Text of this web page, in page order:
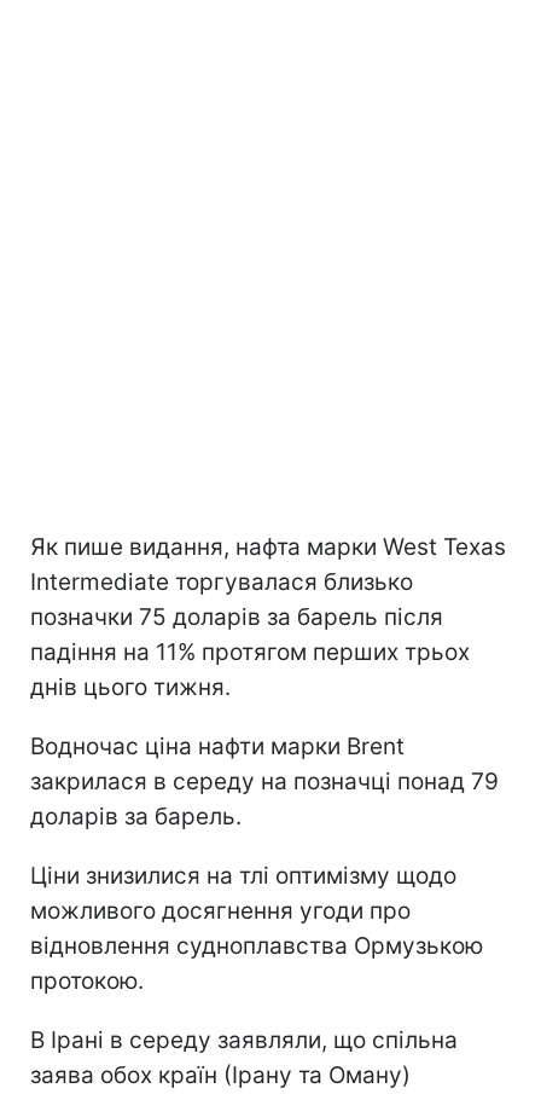
Як пише видання, нафта марки West Texas
Intermediate торгувалася близько
позначки 75 доларів за барель після
падіння на 11% протягом перших трьох
днів цього тижня.
Водночас ціна нафти марки Brent
закрилася в середу на позначці понад 79
доларів за барель.
Ціни знизилися на тлі оптимізму щодо
можливого досягнення угоди про
відновлення судноплавства Ормузькою
протокою.
В Ірані в середу заявляли, що спільна
заява обох країн (Ірану та Оману)